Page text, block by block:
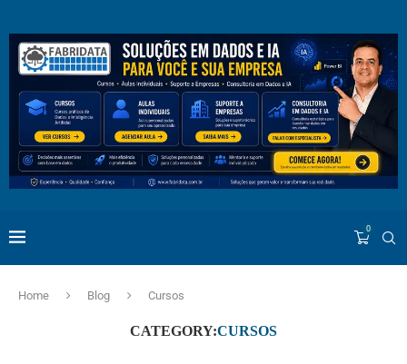
0
Home Blog Cursos
CATEGORY:CURSOS